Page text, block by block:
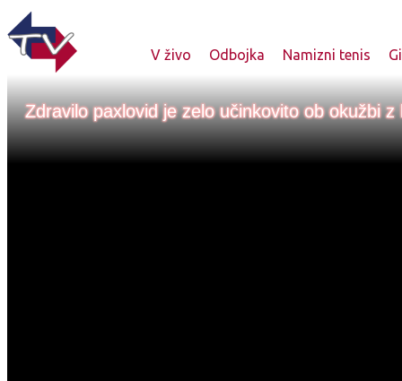
V živo Odbojka Namizni tenis
Zdravilo paxlovid je zelo učinkovito ob okužbi z